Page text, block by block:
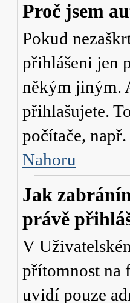
Proč jsem
Pokud
přihlášeni jen
někým jiným.
přihlašujete.
počítače,
Nahoru
Jak
právě
V
přítomnost na
uvidí pouze